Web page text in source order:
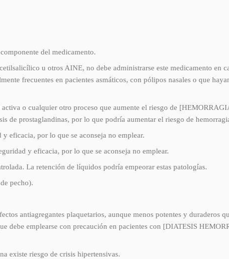
del medicamento.
u otros AINE, no debe administrarse este medicamento en
frecuentes en pacientes asmáticos, con pólipos nasales o que
o cualquier otro proceso que aumente el riesgo de
de prostaglandinas, por lo que podría aumentar el riesgo de
eficacia, por lo que se aconseja no emplear.
y eficacia, por lo que se aconseja no emplear.
La retención de líquidos podría empeorar estas patologías.
pecho).
antiagregantes plaquetarios, aunque menos potentes y duraderos
debe emplearse con precaución en pacientes con [DIATESIS
existe riesgo de crisis hipertensivas.